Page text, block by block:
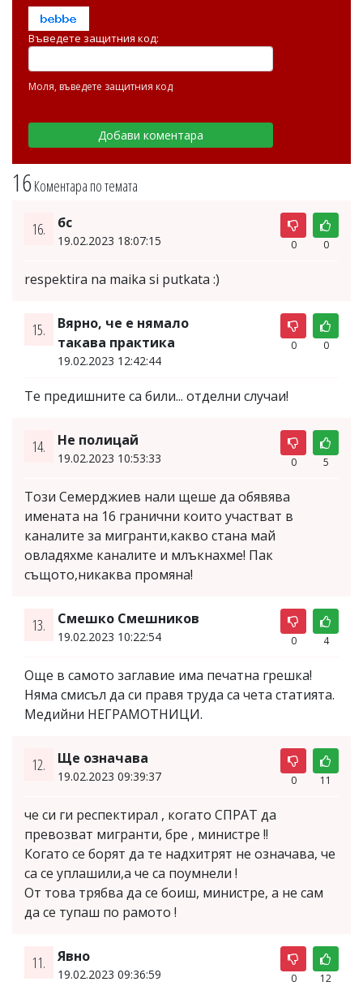
16Коментара по темата
16. бс
19.02.2023 18:07:15 0 0
respektira na maika si putkata :)
15.
Вярно, че е нямало
такава практика
19.02.2023 12:42:44
0 0
Те предишните са били... отделни случаи!
14. Не полицай
19.02.2023 10:53:33 0 5
Този Семерджиев нали щеше да обявява
имената на 16 гранични които участват в
каналите за мигранти,какво стана май
овладяхме каналите и млъкнахме! Пак
същото,никаква промяна!
13. Смешко Смешников
19.02.2023 10:22:54 0 4
Още в самото заглавие има печатна грешка!
Няма смисъл да си правя труда са чета статията.
Медийни НЕГРАМОТНИЦИ.
12. Ще означава
19.02.2023 09:39:37 0 11
че си ги респектирал , когато СПРАТ да
превозват мигранти, бре , министре !!
Когато се борят да те надхитрят не означава, че
са се уплашили,а че са поумнели !
От това трябва да се боиш, министре, а не сам
да се тупаш по рамото !
11. Явно
19.02.2023 09:36:59 0 12
Въведете защитния код:
Моля, въведете защитния код